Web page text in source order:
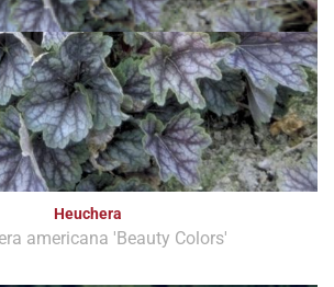
Heuchera
americana 'Beauty Colors'